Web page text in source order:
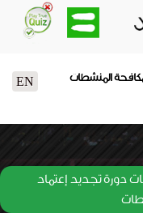
المنشطات EN
دورة تجديد إعتماد